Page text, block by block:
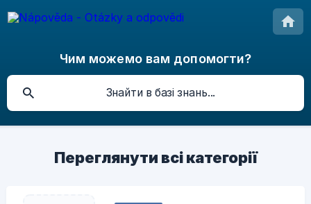
Чим можемо вам допомогти?
Переглянути всі категорії